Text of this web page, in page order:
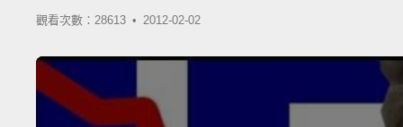
觀看次數：28613 • 2012-02-02